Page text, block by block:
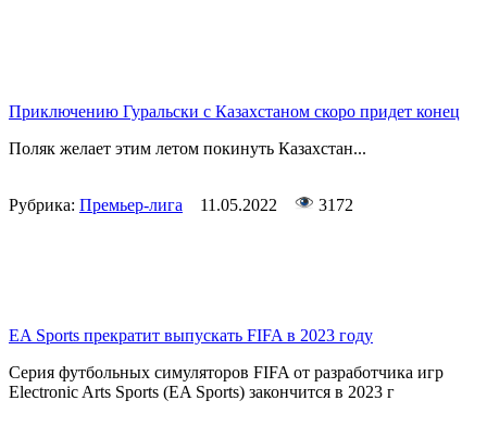
Приключению Гуральски с Казахстаном скоро придет конец
Поляк желает этим летом покинуть Казахстан...
Рубрика: Премьер-лига 11.05.2022 3172
EA Sports прекратит выпускать FIFA в 2023 году
Серия футбольных симуляторов FIFA от разработчика игр
Electronic Arts Sports (EA Sports) закончится в 2023 г